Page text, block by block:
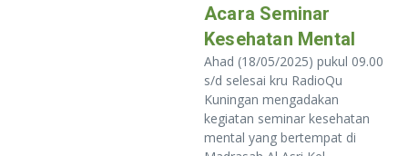
Acara Seminar
Kesehatan Mental
Ahad (18/05/2025) pukul 09.00
s/d selesai kru RadioQu
Kuningan mengadakan
kegiatan seminar kesehatan
mental yang bertempat di